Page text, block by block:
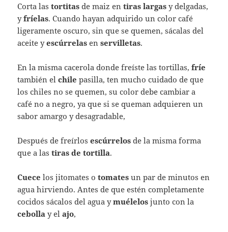
Corta lastortitas de maiz entiras largas y delgadas,
yfríelas. Cuando hayan adquirido un color café
ligeramente oscuro, sin que se quemen, sácalas del
aceite yescúrrelas enservilletas.
En la misma cacerola donde freíste las tortillas,fríe
también elchile pasilla, ten mucho cuidado de que
los chiles no se quemen, su color debe cambiar a
café no a negro, ya que si se queman adquieren un
sabor amargo y desagradable,
Después de freírlosescúrrelos de la misma forma
que a lastiras de tortilla.
Cuece los jitomates otomates un par de minutos en
agua hirviendo. Antes de que estén completamente
cocidos sácalos del agua ymuélelos junto con la
cebolla y elajo,